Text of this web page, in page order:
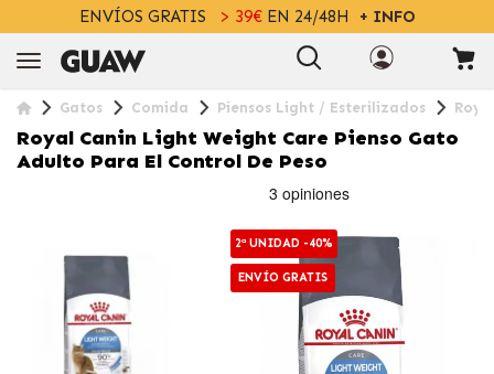
ENVÍOS GRATIS > 39€EN 24/48H + INFO
Gatos Comida Piensos Light / Esterilizados
Royal Canin Light Weight Care Pienso Gato
Adulto Para El Control De Peso
2ª UNIDAD -40%
ENVÍO GRATIS